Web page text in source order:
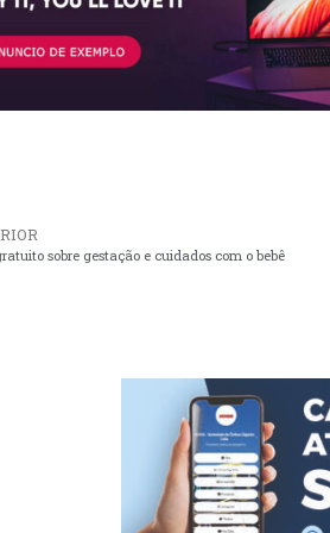
sobre gestação e cuidados com o bebê